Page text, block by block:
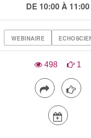
DE 10:00 À 11:00
WEBINAIRE
498 1